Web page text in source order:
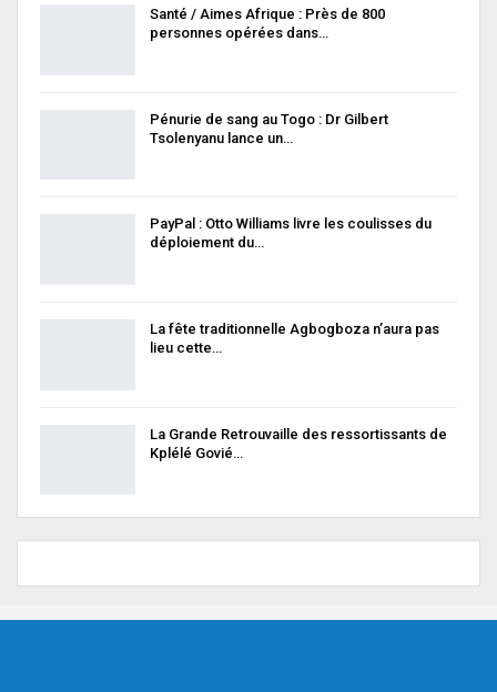
Santé / Aimes Afrique : Près de 800
personnes opérées dans…
Pénurie de sang au Togo : Dr Gilbert
Tsolenyanu lance un…
PayPal : Otto Williams livre les coulisses du
déploiement du…
La fête traditionnelle Agbogboza n’aura pas
lieu cette…
La Grande Retrouvaille des ressortissants de
Kplélé Govié…